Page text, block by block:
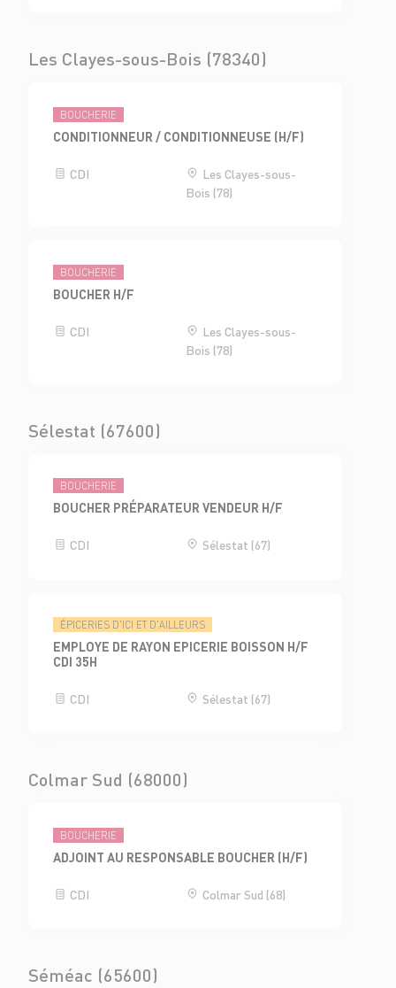
Les Clayes-sous-Bois (78340)
BOUCHERIE
CONDITIONNEUR / CONDITIONNEUSE (H/F)
CDI
Les Clayes-sous-
Bois (78)
BOUCHERIE
BOUCHER H/F
CDI
Les Clayes-sous-
Bois (78)
Sélestat (67600)
BOUCHERIE
BOUCHER PRÉPARATEUR VENDEUR H/F
CDI Sélestat (67)
ÉPICERIES D'ICI ET D'AILLEURS
EMPLOYE DE RAYON EPICERIE BOISSON H/F
CDI 35H
CDI Sélestat (67)
Colmar Sud (68000)
BOUCHERIE
ADJOINT AU RESPONSABLE BOUCHER (H/F)
CDI Colmar Sud (68)
Séméac (65600)